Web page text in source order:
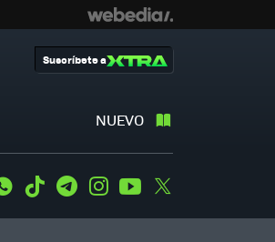
NUEVO
Suscríbete a
WhatsApp
Tiktok TelegramInstagramYoutube